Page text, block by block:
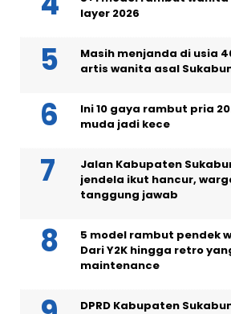
layer 2026
Masih menjanda di usia
artis wanita asal
Ini 10 gaya rambut pria
muda jadi kece
Jalan Kabupaten
jendela ikut hancur,
tanggung jawab
5 model rambut pendek
Dari Y2K hingga retro
maintenance
DPRD Kabupaten